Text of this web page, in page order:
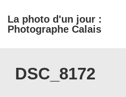
passer
au
La photo d'un jour :
Photographe Calais
Navigation
DSC_8172